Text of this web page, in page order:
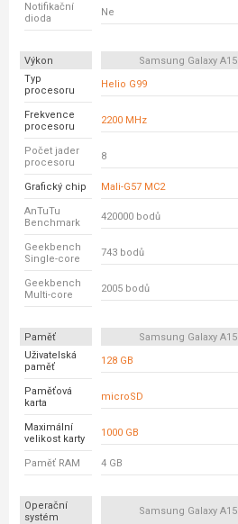
Notifikační
dioda
Ne
Výkon Samsung Galaxy A15
Typ
procesoru
Helio G99
Frekvence
procesoru
2200 MHz
Počet jader
procesoru
8
Grafický chip Mali-G57 MC2
AnTuTu
Benchmark
420000 bodů
Geekbench
Single-core
743 bodů
Geekbench
Multi-core
2005 bodů
Paměť Samsung Galaxy A15
Uživatelská
paměť
128 GB
Paměťová
karta
microSD
Maximální
velikost karty
1000 GB
Paměť RAM 4 GB
Operační
systém
Samsung Galaxy A15